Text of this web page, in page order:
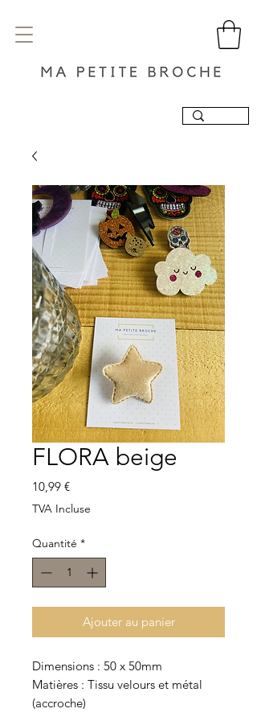
FLORA beige
10,99 €Prix
TVA Incluse
Quantité *
Ajouter au panier
Dimensions : 50 x 50mm
Matières : Tissu velours et métal
(accroche)